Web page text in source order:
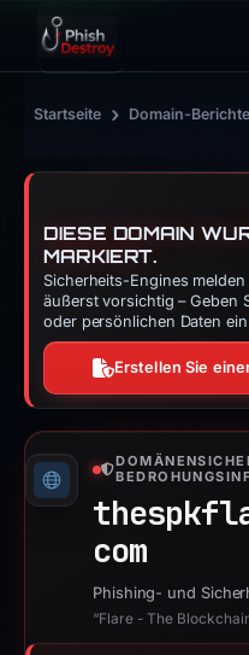
Startseite › Domain-Berichte
DIESE DOMAIN
MARKIERT.
Sicherheits-Engines
äußerst vorsichtig – Geben
oder persönlichen Daten
Erstellen Sie
com
Phishing- und
“Flare - The